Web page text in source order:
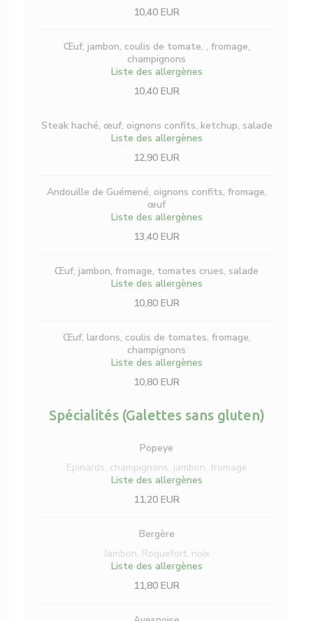
10,40 EUR
Œuf, jambon, coulis de tomate, , fromage,
champignons
Liste des allergènes
10,40 EUR
Steak haché, œuf, oignons confits, ketchup, salade
Liste des allergènes
12,90 EUR
Andouille de Guémené, oignons confits, fromage,
œuf
Liste des allergènes
13,40 EUR
Œuf, jambon, fromage, tomates crues, salade
Liste des allergènes
10,80 EUR
Œuf, lardons, coulis de tomates, fromage,
champignons
Liste des allergènes
10,80 EUR
Spécialités (Galettes sans gluten)
Popeye
Epinards, champignons, jambon, fromage
Liste des allergènes
11,20 EUR
Bergère
Jambon, Roquefort, noix
Liste des allergènes
11,80 EUR